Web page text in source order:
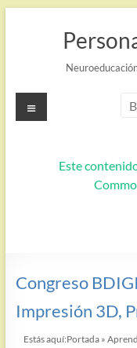
Este
Menú
Congreso
Impresión 3D,
Estás aquí:Portada »